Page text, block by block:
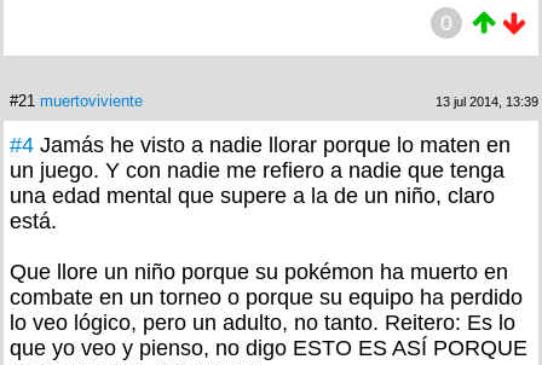
0
#21 muertoviviente 13 jul 2014, 13:39
#4 Jamás he visto a nadie llorar porque lo maten en
un juego. Y con nadie me refiero a nadie que tenga
una edad mental que supere a la de un niño, claro
está.
Que llore un niño porque su pokémon ha muerto en
combate en un torneo o porque su equipo ha perdido
lo veo lógico, pero un adulto, no tanto. Reitero: Es lo
que yo veo y pienso, no digo ESTO ES ASÍ PORQUE